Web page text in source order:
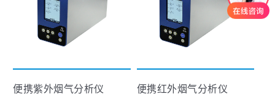
便携紫外烟气分析仪
便携红外烟气分析仪